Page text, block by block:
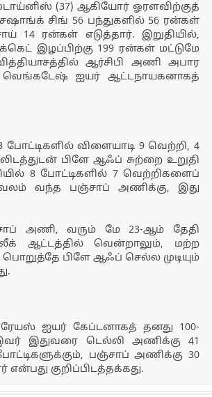
(37) ஆகியோர் ஓரளவிற்குத்
சஷாங்க் சிங் 56 பந்துகளில் 56 ரன்கள்
14 ரன்கள் எடுத்தார். இறுதியில்,
இழப்பிற்கு 199 ரன்கள் மட்டுமே
ஆர்சிபி அணி அபார
வெங்கடேஷ் ஐயர் ஆட்டநாயகனாகத்
விளையாடி 9 வெற்றி, 4
பிளே ஆஃப் சுற்றை உறுதி
8 போட்டிகளில் 7 வெற்றிகளைப்
வந்த பஞ்சாப் அணிக்கு, இது
அணி, வரும் மே 23-ஆம் தேதி
ஆட்டத்தில் வென்றாலும், மற்ற
பிளே ஆஃப் செல்ல முடியும்
ஐயர் கேப்டனாகத் தனது 100-
இதுவரை டெல்லி அணிக்கு 41
பஞ்சாப் அணிக்கு 30
குறிப்பிடத்தக்கது.